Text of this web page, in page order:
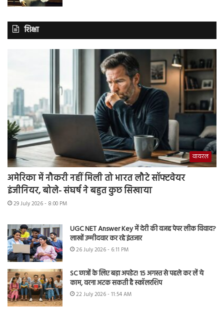
शिक्षा
वायरल
अमेरिका में नौकरी नहीं मिली तो भारत लौटे सॉफ्टवेयर
इंजीनियर, बोले- संघर्ष ने बहुत कुछ सिखाया
29 July 2026 - 8:00 PM
UGC NET Answer Key में देरी की वजह पेपर लीक विवाद?
लाखों उम्मीदवार कर रहे इंतजार
26 July 2026 - 6:11 PM
SC छात्रों के लिए बड़ा अपडेट! 15 अगस्त से पहले कर लें ये
काम, वरना अटक सकती है स्कॉलरशिप
22 July 2026 - 11:54 AM